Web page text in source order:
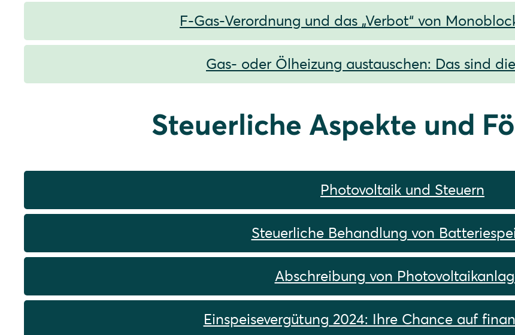
F-Gas-Verordnung und das „Verbot“ von
Gas- oder Ölheizung austauschen: Das sind
Steuerliche Aspekte und
Photovoltaik und Steuern
Steuerliche Behandlung von
Abschreibung von
Einspeisevergütung 2024: Ihre Chance auf